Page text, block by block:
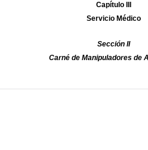
Capítulo III
Servicio Médico
Sección II
Carné de Manipuladores de